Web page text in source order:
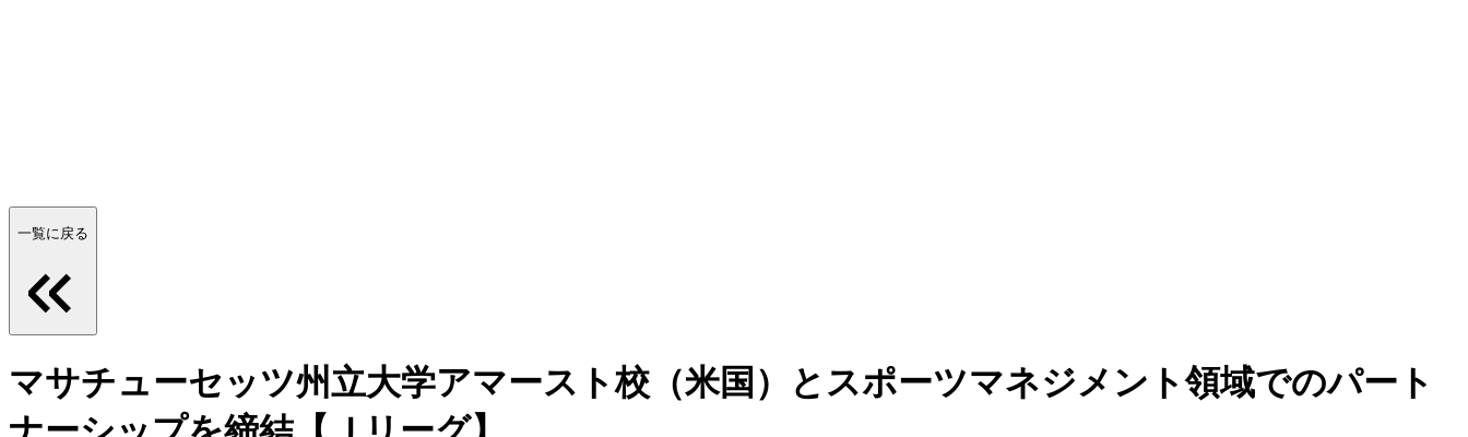
一覧に戻る
マサチューセッツ州立大学アマースト校（米国）とスポーツマネジメント領域でのパート